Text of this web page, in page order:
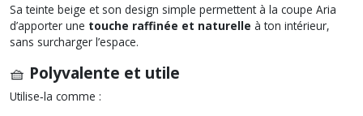
Sa teinte beige et son design simple permettent à la coupe Aria
d’apporter une touche raffinée et naturelle à ton intérieur,
sans surcharger l’espace.
🧺 Polyvalente et utile
Utilise‑la comme :